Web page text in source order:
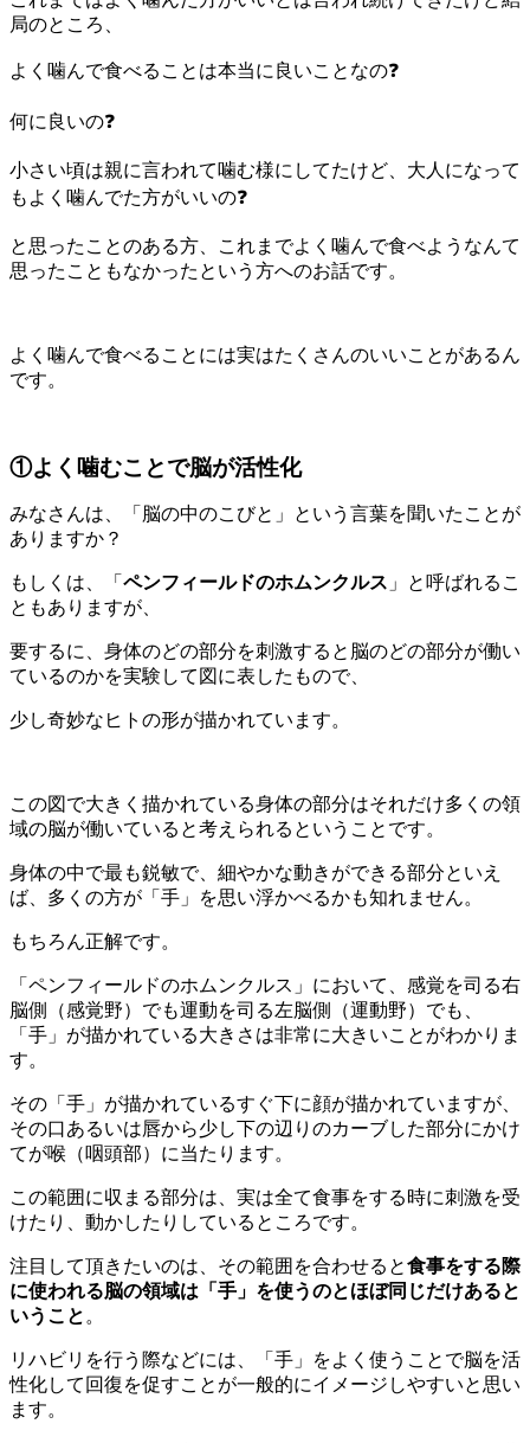
局のところ、
よく噛んで食べることは本当に良いことなの❓
何に良いの❓
小さい頃は親に言われて噛む様にしてたけど、大人になって
もよく噛んでた方がいいの❓
と思ったことのある方、これまでよく噛んで食べようなんて
思ったこともなかったという方へのお話です。
よく噛んで食べることには実はたくさんのいいことがあるん
です。
①よく噛むことで脳が活性化
みなさんは、「脳の中のこびと」という言葉を聞いたことが
ありますか？
もしくは、「 ペンフィールドのホムンクルス 」と呼ばれるこ
ともありますが、
要するに、身体のどの部分を刺激すると脳のどの部分が働い
ているのかを実験して図に表したもので、
少し奇妙なヒトの形が描かれています。
この図で大きく描かれている身体の部分はそれだけ多くの領
域の脳が働いていると考えられるということです。
身体の中で最も鋭敏で、細やかな動きができる部分といえ
ば、多くの方が「手」を思い浮かべるかも知れません。
もちろん正解です。
「ペンフィールドのホムンクルス」において、感覚を司る右
脳側（感覚野）でも運動を司る左脳側（運動野）でも、
「手」が描かれている大きさは非常に大きいことがわかりま
す。
その「手」が描かれているすぐ下に顔が描かれていますが、
その口あるいは唇から少し下の辺りのカーブした部分にかけ
てが喉（咽頭部）に当たります。
この範囲に収まる部分は、実は全て食事をする時に刺激を受
けたり、動かしたりしているところです。
注目して頂きたいのは、その範囲を合わせると食事をする際
に使われる脳の領域は「手」を使うのとほぼ同じだけあると
いうこと 。
リハビリを行う際などには、「手」をよく使うことで脳を活
性化して回復を促すことが一般的にイメージしやすいと思い
ます。